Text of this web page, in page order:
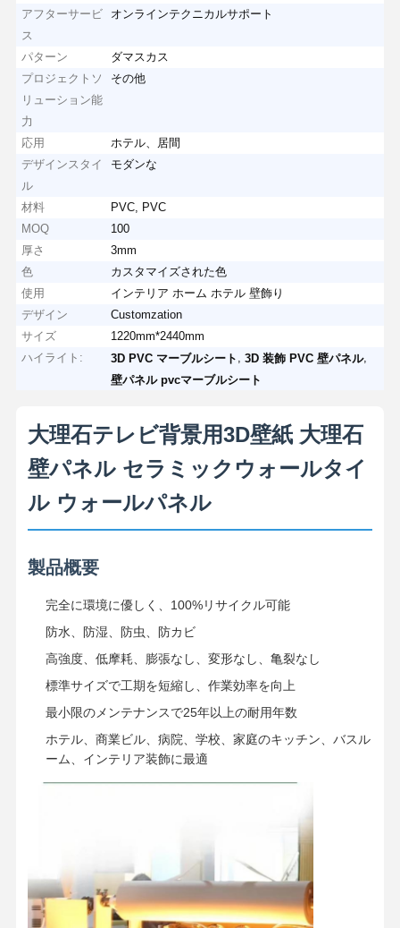
アフターサービ
ス
オンラインテクニカルサポート
パターン
ダマスカス
プロジェクトソ
リューション能
力
その他
応用
ホテル、居間
デザインスタイ
ル
モダンな
材料
PVC, PVC
MOQ
100
厚さ
3mm
色
カスタマイズされた色
使用
インテリア ホーム ホテル 壁飾り
デザイン
Customzation
サイズ
1220mm*2440mm
ハイライト:
3D PVC マーブルシート ,3D 装飾 PVC 壁パネル,
壁パネル pvcマーブルシート
大理石テレビ背景用3D壁紙 大理石
壁パネル セラミックウォールタイ
ル ウォールパネル
製品概要
完全に環境に優しく、100%リサイクル可能
防水、防湿、防虫、防カビ
高強度、低摩耗、膨張なし、変形なし、亀裂なし
標準サイズで工期を短縮し、作業効率を向上
最小限のメンテナンスで25年以上の耐用年数
ホテル、商業ビル、病院、学校、家庭のキッチン、バスル
ーム、インテリア装飾に最適